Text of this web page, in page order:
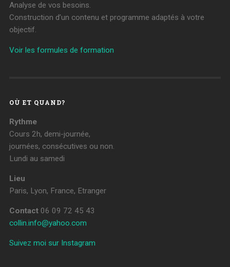
Analyse de vos besoins.
Construction d’un contenu et programme adaptés à votre
objectif.
Voir les formules de formation
OÙ ET QUAND?
Rythme
Cours 2h, demi-journée,
journées, consécutives ou non.
Lundi au samedi
Lieu
Paris, Lyon, France, Etranger
Contact 06 09 72 45 43
collin.info@yahoo.com
Suivez moi sur Instagram